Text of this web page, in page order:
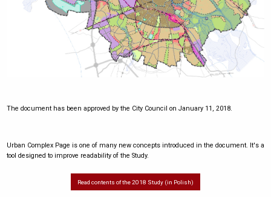
The document has been approved by the City Council on January 11, 2018.
Urban Complex Page is one of many new concepts introduced in the document. It's a
tool designed to improve readability of the Study.
Read contents of the 2018 Study (in Polish)